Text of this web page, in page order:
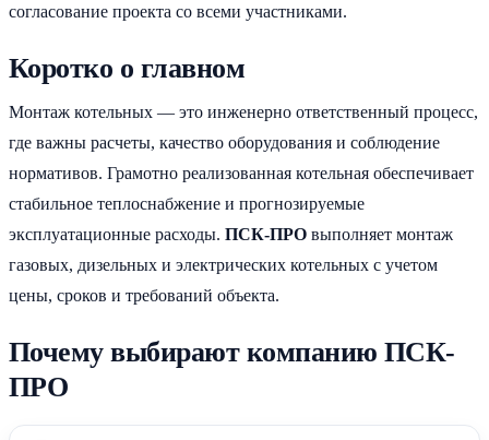
согласование проекта со всеми участниками.
Коротко о главном
Монтаж котельных — это инженерно ответственный процесс,
где важны расчеты, качество оборудования и соблюдение
нормативов. Грамотно реализованная котельная обеспечивает
стабильное теплоснабжение и прогнозируемые
эксплуатационные расходы. ПСК-ПРО выполняет монтаж
газовых, дизельных и электрических котельных с учетом
цены, сроков и требований объекта.
Почему выбирают компанию ПСК-
ПРО